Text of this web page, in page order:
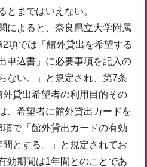
とまではいえない。
によると、奈良県立大学附属
項では「館外貸出を希望する
申込書」に必要事項を記入の
ない。」と規定され、第7条
貸出希望者の利用目的その
、希望者に館外貸出カードを
で「館外貸出カードの有効
とする。」と規定されてお
効期間は1年間とのことであ